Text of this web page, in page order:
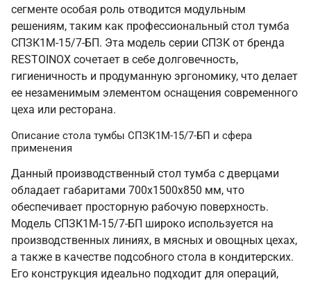
сегменте особая роль отводится модульным
решениям, таким как профессиональный стол тумба
СПЗК1М-15/7-БП. Эта модель серии СПЗК от бренда
RESTOINOX сочетает в себе долговечность,
гигиеничность и продуманную эргономику, что делает
ее незаменимым элементом оснащения современного
цеха или ресторана.
Описание стола тумбы СПЗК1М-15/7-БП и сфера
применения
Данный производственный стол тумба с дверцами
обладает габаритами 700х1500х850 мм, что
обеспечивает просторную рабочую поверхность.
Модель СПЗК1М-15/7-БП широко используется на
производственных линиях, в мясных и овощных цехах,
а также в качестве подсобного стола в кондитерских.
Его конструкция идеально подходит для операций,